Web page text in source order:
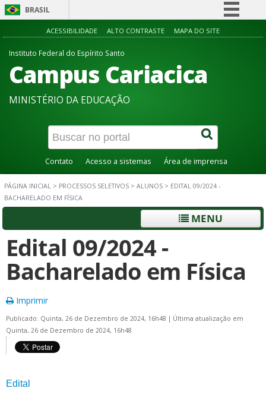
BRASIL
Simplifique!
Participe
Acesso à informação
Canais
ACESSIBILIDADE ALTO CONTRASTE MAPA DO SITE
Instituto Federal do Espírito Santo
Campus Cariacica
MINISTÉRIO DA EDUCAÇÃO
Contato Acesso a sistemas Área de imprensa
PÁGINA INICIAL > PROCESSOS SELETIVOS > ALUNOS > EDITAL 09/2024 -
BACHARELADO EM FÍSICA
MENU
Edital 09/2024 -
Bacharelado em Física
Imprimir
Publicado: Quinta, 26 de Dezembro de 2024, 16h48 | Última atualização em
Quinta, 26 de Dezembro de 2024, 16h48
Edital